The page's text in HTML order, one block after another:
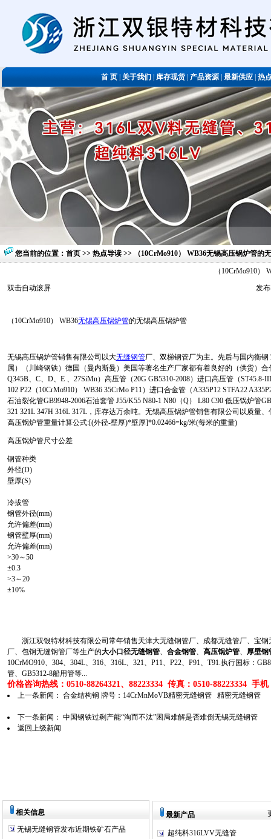
首 页关于我们库存现货|产品资源|最新供应|热
您当前的位置： 首页 >> 热点导读 >> （10CrMo910） WB36无锡高压锅炉管的
（10CrMo910）
双击自动滚屏
发
（10CrMo910） WB36无锡高压锅炉管的无锡高压锅炉管
无锡高压锅炉管销售有限公司以大无缝钢管厂、双梯钢管厂为主。先后与国内衡
属）（川崎钢铁）德国（曼内斯曼）美国等著名生产厂家都有着良好的（供货）
Q345B、C、D、E 、27SiMn）高压管（20G GB5310-2008）进口高压管（
102 P22（10CrMo910） WB36 35CrMo P11）进口合金管（A335P12 STFA22
石油裂化管GB9948-2006石油套管 J55/K55 N80-1 N80（Q） L80 C90 低压锅炉管
321 321L 347H 316L 317L，库存达万余吨。无锡高压锅炉管销售有限公司以质量
高压锅炉管重量计算公式:[(外径-壁厚)*壁厚]*0.02466=kg/米(每米的重量)
高压锅炉管尺寸公差
钢管种类
外径(D)
壁厚(S)
冷拔管
钢管外径(mm)
允许偏差(mm)
钢管壁厚(mm)
允许偏差(mm)
>30～50
±0.3
>3～20
±10%
浙江双银特材科技有限公司常年销售天津大无缝钢管厂、成都无缝管厂、宝钢
厂、包钢无缝钢管厂等生产的大小口径无缝钢管、 合金钢管、 高压锅炉管、
厚壁钢
10CrMO910、304、304L、316、316L、321、P11、P22、P91、T91.执行国标：
管、GB5312-8船用管等...
价格咨询热线：0510-88264321、88223334 传真：0510-88223334 手机
上一条新闻： 合金结构钢 牌号：14CrMnMoVB精密无缝钢管 精密无缝钢管
下一条新闻： 中国钢铁过剩产能“淘而不汰”困局难解是否难倒无锡无缝钢管
返回上级新闻
相关信息
无锡无缝钢管发布近期铁矿石产品
最新产品
超纯料316LVV无缝管